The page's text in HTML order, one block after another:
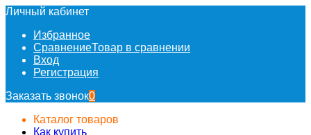
Личный кабинет
Избранное
СравнениеТовар в сравнении
Вход
Регистрация
Заказать звонок0
Каталог товаров
Как купить